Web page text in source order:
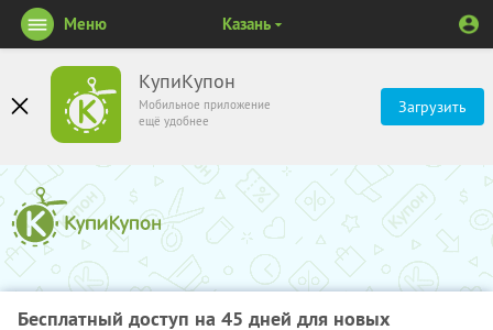
КупиКупон
Мобильное приложение
ещё удобнее
Загрузить
Меню Казань
Бесплатный доступ на 45 дней для новых